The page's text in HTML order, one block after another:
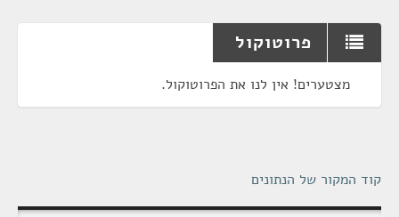
פרוטוקול
מצטערים! אין לנו את הפרוטוקול.
קוד המקור של הנתונים